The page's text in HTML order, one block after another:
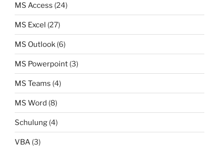
MS Access (24)
MS Excel (27)
MS Outlook (6)
MS Powerpoint (3)
MS Teams (4)
MS Word (8)
Schulung (4)
VBA (3)